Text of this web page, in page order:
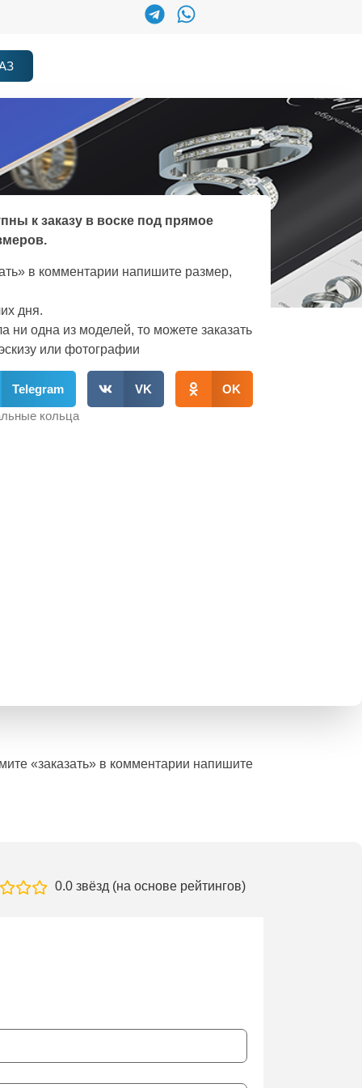
к заказу в воске под прямое
в комментарии напишите размер,
дня.
ни одна из моделей, то можете заказать
или фотографии
Telegram VK
OK
кольца
«заказать» в комментарии напишите
0.0 звёзд (на основе рейтингов)